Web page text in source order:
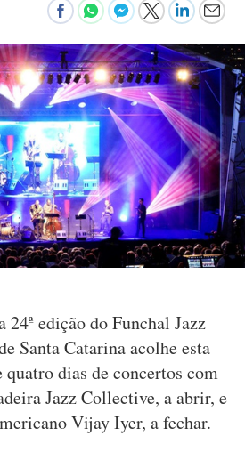
24ª edição do Funchal Jazz
Santa Catarina acolhe esta
dias de concertos com
Jazz Collective, a abrir, e
Vijay Iyer, a fechar.